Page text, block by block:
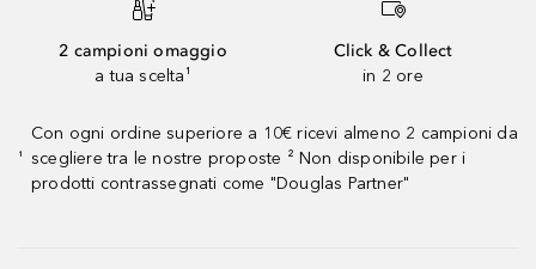
2 campioni omaggio
a tua scelta¹
Click & Collect
in 2 ore
¹
Con ogni ordine superiore a 10€ ricevi almeno 2 campioni da
scegliere tra le nostre proposte ² Non disponibile per i
prodotti contrassegnati come "Douglas Partner"